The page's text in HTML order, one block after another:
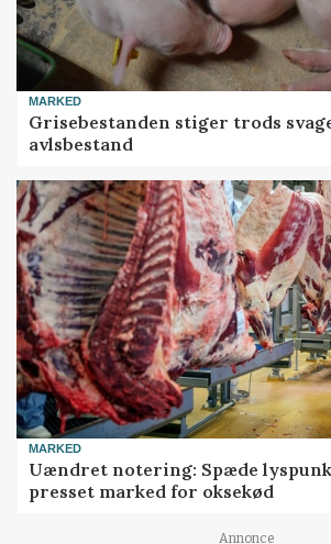
MARKED
Grisebestanden stiger trods
avlsbestand
MARKED
Uændret notering: Spæde
presset marked for oksekød
Annonce